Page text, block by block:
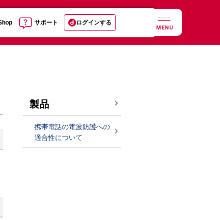
サポート ログインする
MENU
製品
携帯電話の電波防護への
適合性について